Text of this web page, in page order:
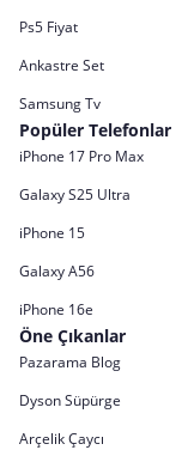
Ps5 Fiyat
Ankastre Set
Samsung Tv
Popüler Telefonlar
iPhone 17 Pro Max
Galaxy S25 Ultra
iPhone 15
Galaxy A56
iPhone 16e
Öne Çıkanlar
Pazarama Blog
Dyson Süpürge
Arçelik Çaycı